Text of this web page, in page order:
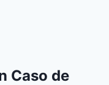
Caso de